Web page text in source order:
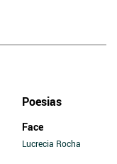
Poesias
Face
Lucrecia Rocha